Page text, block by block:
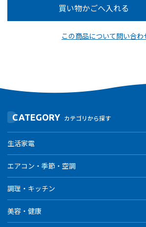
この商品について問い合わ
CATEGORY カテゴリから探す
生活家電
エアコン・季節・空調
調理・キッチン
美容・健康